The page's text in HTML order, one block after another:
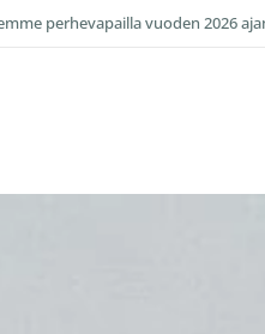
perhevapailla vuoden 2026